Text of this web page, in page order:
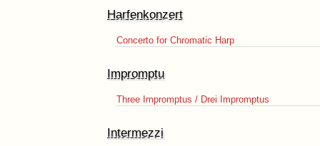
Harfenkonzert
Concerto for Chromatic Harp
Impromptu
Three Impromptus / Drei Impromptus
Intermezzi